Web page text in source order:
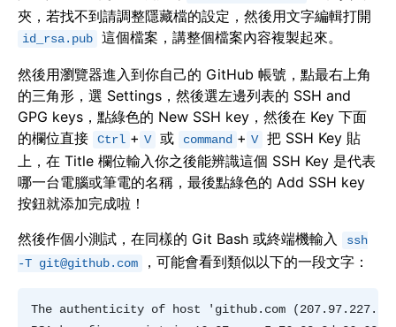
夾，若找不到請調整隱藏檔的設定，然後用文字編輯打開
id_rsa.pub 這個檔案，講整個檔案內容複製起來。
然後用瀏覽器進入到你自己的 GitHub 帳號，點最右上角
的三角形，選 Settings，然後選左邊列表的 SSH and
GPG keys，點綠色的 New SSH key，然後在 Key 下面
的欄位直接
Ctrl + V 或 command + V
把 SSH Key 貼
上，在 Title 欄位輸入你之後能辨識這個 SSH Key 是代表
哪一台電腦或筆電的名稱，最後點綠色的 Add SSH key
按鈕就添加完成啦！
然後作個小測試，在同樣的 Git Bash 或終端機輸入
ssh
-T git@github.com ，可能會看到類似以下的一段文字：
The authenticity of host 'github.com